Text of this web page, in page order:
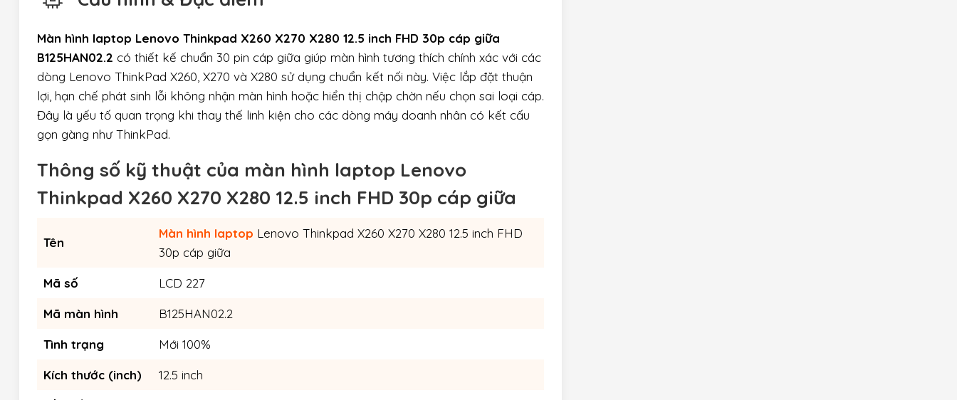
Màn hình laptop Lenovo Thinkpad X260 X270 X280 12.5 inch FHD 30p cáp giữa
B125HAN02.2 có thiết kế chuẩn 30 pin cáp giữa giúp màn hình tương thích chính xác với các
dòng Lenovo ThinkPad X260, X270 và X280 sử dụng chuẩn kết nối này. Việc lắp đặt thuận
lợi, hạn chế phát sinh lỗi không nhận màn hình hoặc hiển thị chập chờn nếu chọn sai loại cáp.
Đây là yếu tố quan trọng khi thay thế linh kiện cho các dòng máy doanh nhân có kết cấu
gọn gàng như ThinkPad.
Thông số kỹ thuật của màn hình laptop Lenovo
Thinkpad X260 X270 X280 12.5 inch FHD 30p cáp giữa
Tên
Màn hình laptop Lenovo Thinkpad X260 X270 X280 12.5 inch FHD
30p cáp giữa
Mã số LCD 227
Mã màn hình B125HAN02.2
Tình trạng Mới 100%
Kích thước (inch) 12.5 inch